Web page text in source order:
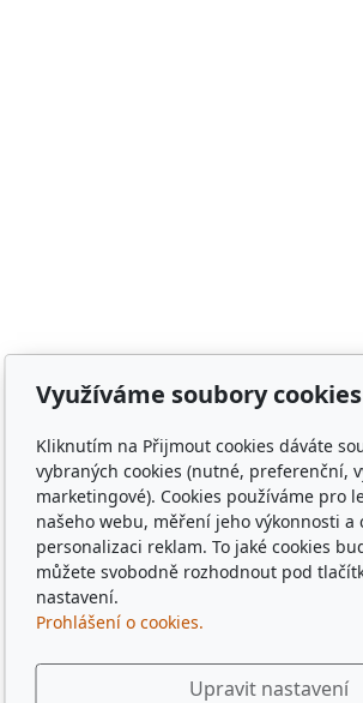
tácky, pohádkové tácky, pivní tácky,
sběratelské známky, turistické
po 10 letech, sraz gymplu, sraz
střední, sraz z vysoké,
pamětihodnost, malebná místa,
Rome , Paris, München, Munig,
Využíváme soubory cookies
Kliknutím na Přijmout cookies dáváte
vybraných cookies (nutné, preferenční,
marketingové). Cookies používáme pro
našeho webu, měření jeho výkonnosti a
personalizaci reklam. To jaké cookies
můžete svobodně rozhodnout pod
nastavení.
Prohlášení o cookies.
Upravit nastavení